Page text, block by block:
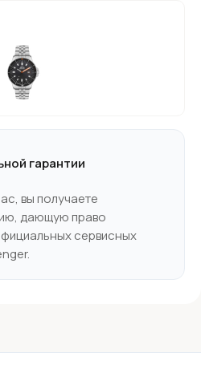
гарантии
вы получаете
дающую право
сервисных